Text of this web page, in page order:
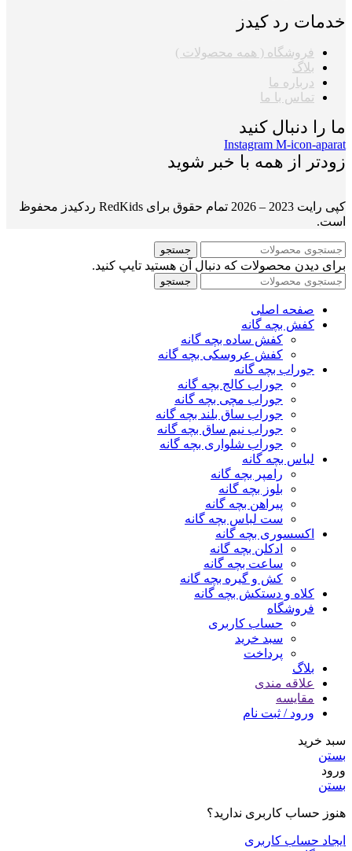
خدمات رد کیدز
فروشگاه ( همه محصولات )
بلاگ
درباره ما
تماس با ما
ما را دنبال کنید
Instagram M-icon-aparat
زودتر از همه با خبر شوید
کپی رایت 2023 – 2026 تمام حقوق برای RedKids ردکیدز محفوظ
است.
جستجو
برای دیدن محصولات که دنبال آن هستید تایپ کنید.
جستجو
صفحه اصلی
کفش بچه گانه
کفش ساده بچه گانه
کفش عروسکی بچه گانه
جوراب بچه گانه
جوراب کالج بچه گانه
جوراب مچی بچه گانه
جوراب ساق بلند بچه گانه
جوراب نیم ساق بچه گانه
جوراب شلواری بچه گانه
لباس بچه گانه
رامپر بچه گانه
بلوز بچه گانه
پیراهن بچه گانه
ست لباس بچه گانه
اکسسوری بچه گانه
ادکلن بچه گانه
ساعت بچه گانه
کش و گیره بچه گانه
کلاه و دستکش بچه گانه
فروشگاه
حساب کاربری
سبد خرید
پرداخت
بلاگ
علاقه مندی
مقایسه
ورود / ثبت نام
سبد خرید
بستن
ورود
بستن
هنوز حساب کاربری ندارید؟
ایجاد حساب کاربری